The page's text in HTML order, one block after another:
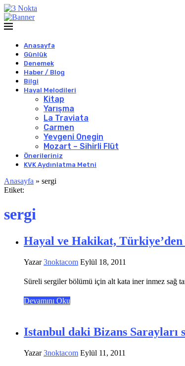
Anasayfa
Günlük
Denemek
Haber / Blog
Bilgi
Hayal Melodileri
Kitap
Yarışma
La Traviata
Carmen
Yevgeni Onegin
Mozart – Sihirli Flüt
Önerileriniz
KVK Aydınlatma Metni
Anasayfa » sergi
Etiket:
sergi
Hayal ve Hakikat, Türkiye’den
Yazar3noktacom Eylül 18, 2011
Süreli sergiler bölümü için alt kata iner inmez sağ
Devamını Oku
Istanbul daki Bizans Sarayları
Yazar3noktacom Eylül 11, 2011